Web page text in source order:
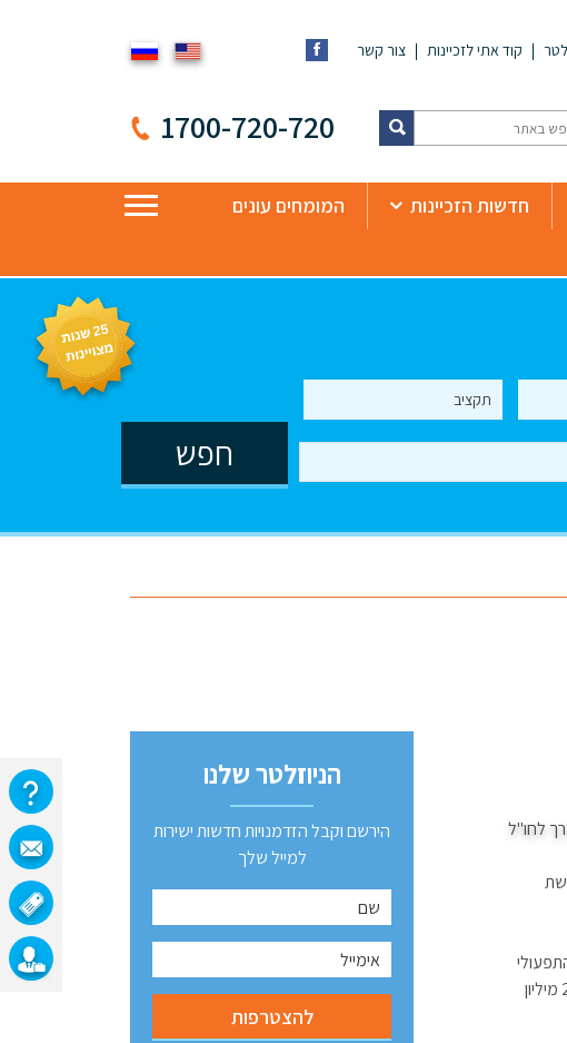
קוד אתי לזכיינות צור קשר
1700-720-720
חדשות הזכיינות
המומחים עונים
צמח ב-38%, הרווח הנקי גדל ב-35%, והפעילות בחו"ל זינקה ב-165% * סגרה את 2007 עם ירידה של 40% ברווח הנקי ל-23.7 מיליון
הניוזלטר שלנו
הירשם וקבל הזדמנויות חדשות ישירות
למייל שלך